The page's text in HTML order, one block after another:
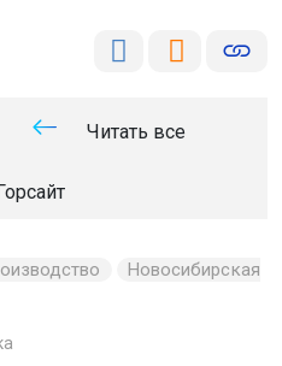
Читать все
Новосибирская